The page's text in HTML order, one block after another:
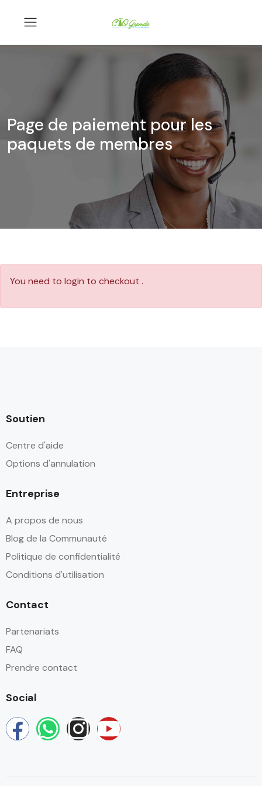
Page de paiement pour les
paquets de membres
You need to login to checkout .
Soutien
Centre d'aide
Options d'annulation
Entreprise
A propos de nous
Blog de la Communauté
Politique de confidentialité
Conditions d'utilisation
Contact
Partenariats
FAQ
Prendre contact
Social